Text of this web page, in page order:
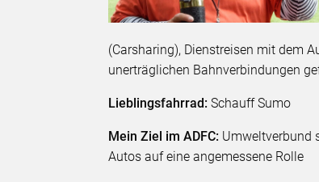
(Carsharing), Dienstreisen mit dem
unerträglichen Bahnverbindungen
Lieblingsfahrrad: Schauff Sumo
Mein Ziel im ADFC: Umweltverbund
Autos auf eine angemessene Rolle